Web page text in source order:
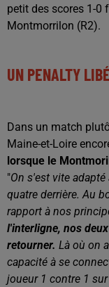
petit des scores 1-
Montmorrilon (R2).
UN PENALTY
Dans un match
Maine-et-Loire
lorsque le
"On s'est vite
quatre derrière. Au
rapport à nos
l'interligne, nos
retourner. Là où on
capacité à se
joueur 1 contre 1 sur